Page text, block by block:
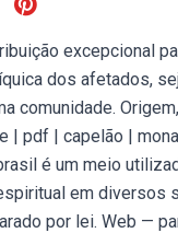
excepcional
dos afetados,
comunidade.
| pdf | capelão |
é um meio
em diversos
por lei. Web —